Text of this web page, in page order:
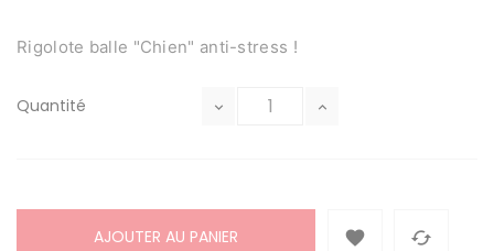
Rigolote balle "Chien" anti-stress !
Quantité
AJOUTER AU PANIER  